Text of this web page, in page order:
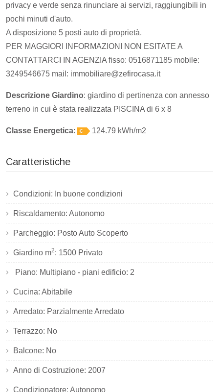
privacy e verde senza rinunciare ai servizi, raggiungibili in
pochi minuti d'auto.
A disposizione 5 posti auto di proprietà.
PER MAGGIORI INFORMAZIONI NON ESITATE A
CONTATTARCI IN AGENZIA fisso: 0516871185 mobile:
3249546675 mail: immobiliare@zefirocasa.it
Descrizione Giardino: giardino di pertinenza con annesso
terreno in cui è stata realizzata PISCINA di 6 x 8
Classe Energetica: 124.79 kWh/m2
Caratteristiche
Condizioni: In buone condizioni
Riscaldamento: Autonomo
Parcheggio: Posto Auto Scoperto
Giardino m2: 1500 Privato
Piano: Multipiano - piani edificio: 2
Cucina: Abitabile
Arredato: Parzialmente Arredato
Terrazzo: No
Balcone: No
Anno di Costruzione: 2007
Condizionatore: Autonomo